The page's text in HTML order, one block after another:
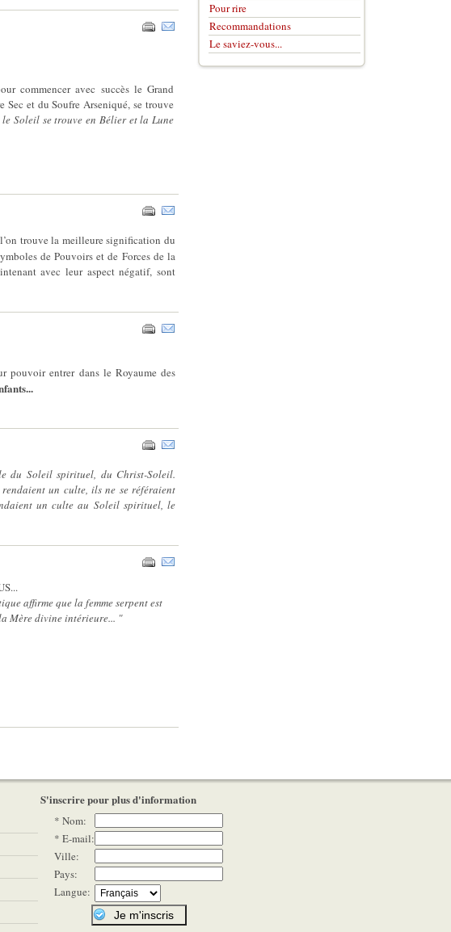
commencer avec succès le Grand
et du Soufre Arseniqué, se trouve
Soleil se trouve en Bélier et la Lune
l’on trouve la meilleure signification du
de Pouvoirs et de Forces de la
avec leur aspect négatif, sont
pouvoir entrer dans le Royaume des
du Soleil spirituel, du Christ-Soleil.
un culte, ils ne se référaient
un culte au Soleil spirituel, le
affirme que la femme serpent est
Mère divine intérieure... "
Pour rire
Recommandations
Le saviez-vous...
S'inscrire pour plus d'information
* Nom:
* E-mail:
Ville:
Pays:
Langue: